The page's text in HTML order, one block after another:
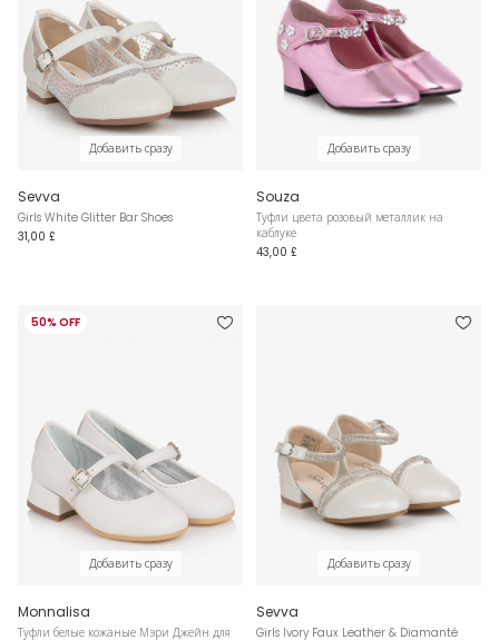
Добавить сразу
Sevva
Girls White Glitter Bar Shoes
31,00 £
Добавить сразу
Souza
Туфли цвета розовый металлик на
каблуке
43,00 £
50% OFF
Добавить сразу
Monnalisa
Туфли белые кожаные Мэри Джейн для
Добавить сразу
Sevva
Girls Ivory Faux Leather & Diamanté